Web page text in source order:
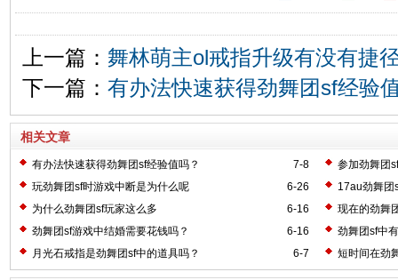
上一篇： 舞林萌主ol戒指升级有没有捷
下一篇： 有办法快速获得劲舞团sf经验
相关文章
7-8
有办法快速获得劲舞团sf经验值吗？
参加劲舞团
6-26
玩劲舞团sf时游戏中断是为什么呢
17au劲舞团
6-16
为什么劲舞团sf玩家这么多
现在的劲舞
6-16
劲舞团sf游戏中结婚需要花钱吗？
劲舞团sf中
6-7
月光石戒指是劲舞团sf中的道具吗？ 短时间在劲